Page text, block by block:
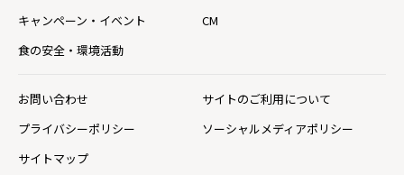
キャンペーン・イベント
CM
食の安全・環境活動
お問い合わせ
サイトのご利用について
プライバシーポリシー
ソーシャルメディアポリシー
サイトマップ